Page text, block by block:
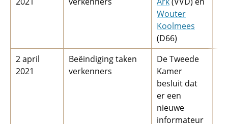
Wouter
Koolmees
(D66)
2 april
2021
Beëindiging taken
verkenners
De Tweede
Kamer
besluit dat
er een
nieuwe
informateur